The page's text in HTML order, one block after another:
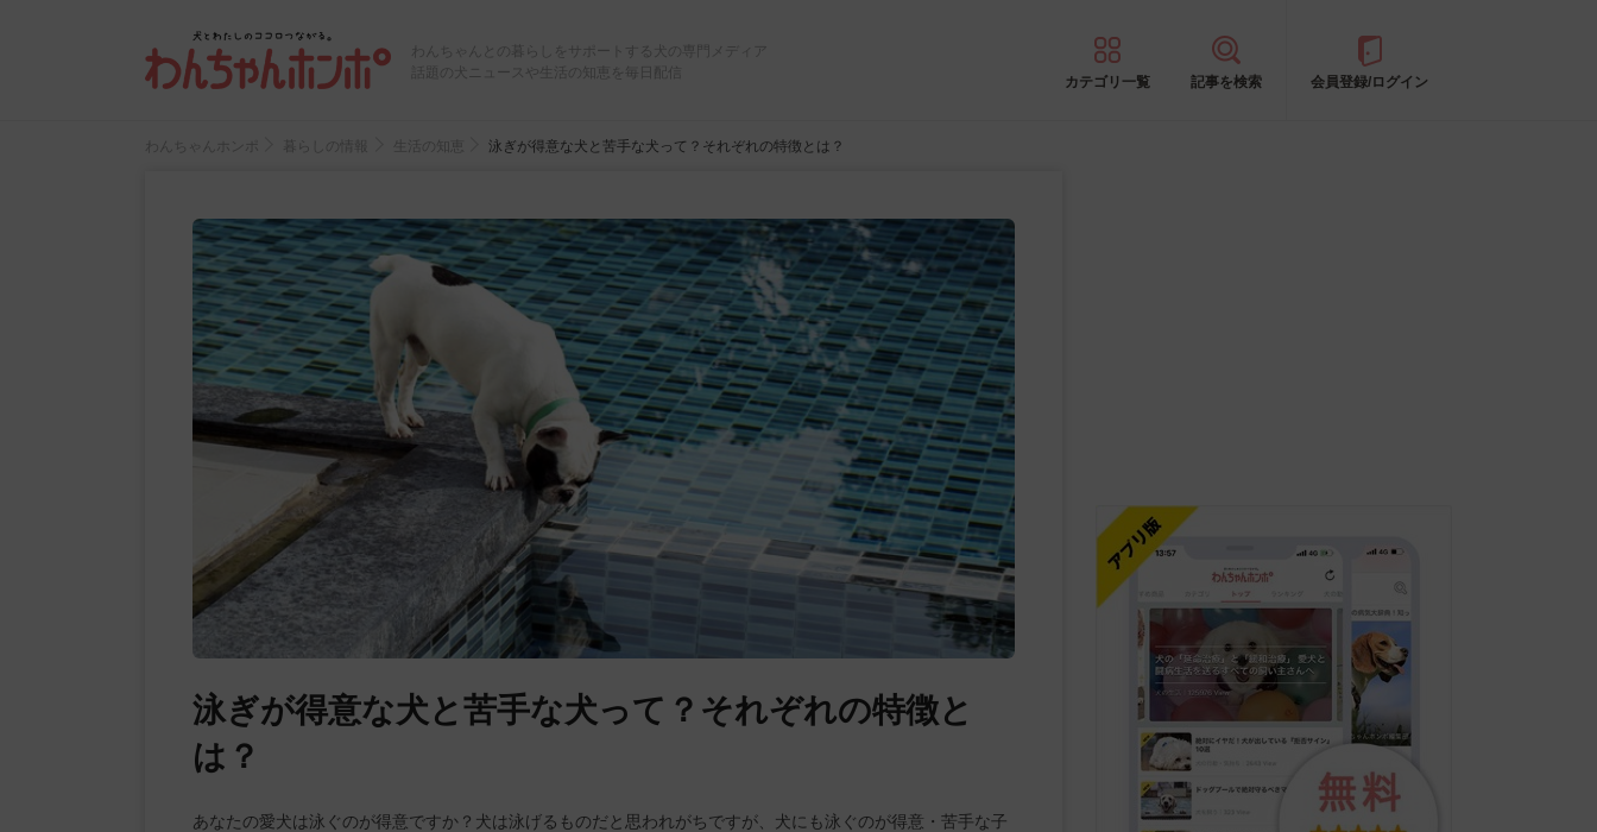
わんちゃんとの暮らしをサポートする犬の専門メディア
話題の犬ニュースや生活の知恵を毎日配信
カテゴリ一覧 記事を検索 会員登録/ログイン
わんちゃんホンポ 生活の知恵 泳ぎが得意な犬と苦手な犬って？それぞれの特徴とは？
泳ぎが得意な犬と苦手な犬って？それぞれの特徴と
は？
あなたの愛犬は泳ぐのが得意ですか？犬は泳げるものだと思われがちですが、犬にも泳ぐのが得意・苦手な子